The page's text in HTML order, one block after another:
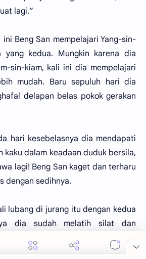
lagi.”
ini Beng San mempelajari Yang-sin-
yang kedua. Mungkin karena dia
sin-kiam, kali ini dia mempelajari
mudah. Baru sepuluh hari dia
delapan belas pokok gerakan
hari kesebelasnya dia mendapati
kaku dalam keadaan duduk bersila,
lagi! Beng San kaget dan terharu
dengan sedihnya.
lubang di jurang itu dengan kedua
dia sudah melatih silat dan
itu menambah besar tenaga di
mempersatukan hawa Yang dan